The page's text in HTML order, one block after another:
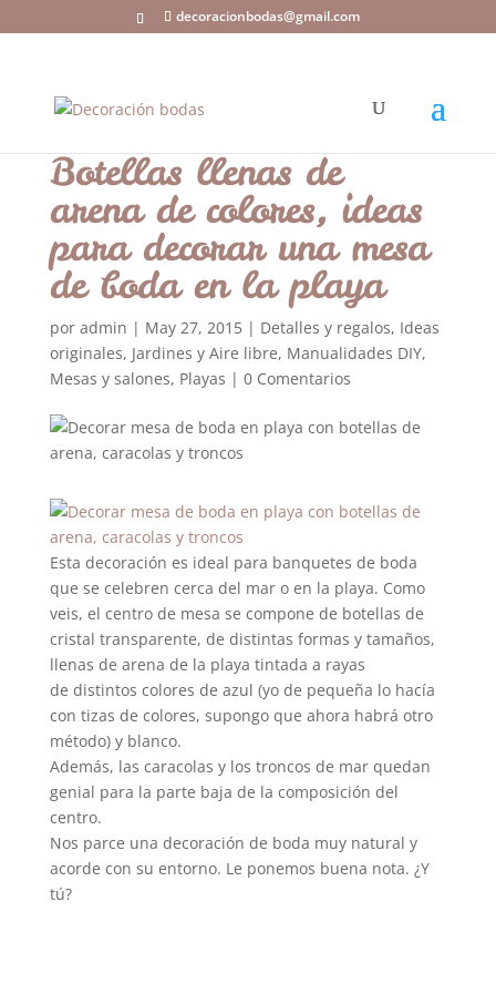
decoracionbodas@gmail.com
Botellas llenas de
arena de colores, ideas
para decorar una mesa
de boda en la playa
por admin | May 27, 2015| Detalles y regalos, Ideas
originales, Jardines y Aire libre, Manualidades DIY,
Mesas y salones, Playas | 0 Comentarios
Esta decoración es ideal para banquetes de boda
que se celebren cerca del mar o en la playa. Como
veis, el centro de mesa se compone de botellas de
cristal transparente, de distintas formas y tamaños,
llenas de arena de la playa tintada a rayas
de distintos colores de azul (yo de pequeña lo hacía
con tizas de colores, supongo que ahora habrá otro
método) y blanco.
Además, las caracolas y los troncos de mar quedan
genial para la parte baja de la composición del
centro.
Nos parce una decoración de boda muy natural y
acorde con su entorno. Le ponemos buena nota. ¿Y
tú?